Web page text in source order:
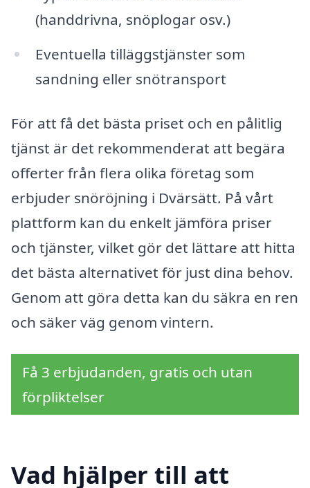
(handdrivna, snöplogar osv.)
Eventuella tilläggstjänster som
sandning eller snötransport
För att få det bästa priset och en pålitlig
tjänst är det rekommenderat att begära
offerter från flera olika företag som
erbjuder snöröjning i Dvärsätt. På vårt
plattform kan du enkelt jämföra priser
och tjänster, vilket gör det lättare att hitta
det bästa alternativet för just dina behov.
Genom att göra detta kan du säkra en ren
och säker väg genom vintern.
Få 3 erbjudanden, gratis och utan
förpliktelser
Vad hjälper till att